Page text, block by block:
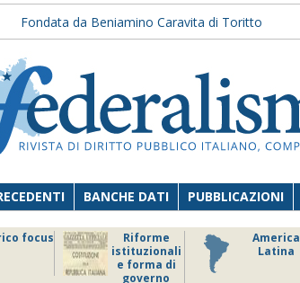
Fondata da Beniamino Caravita di Toritto
BANCHE DATI PUBBLICAZIONI
focus
Riforme
istituzionali
e forma di
governo
America
Latina